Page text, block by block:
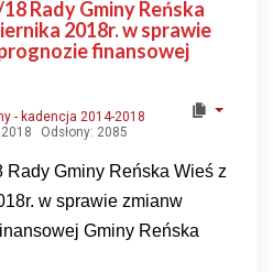
Rady Gminy Reńska
2018r. w sprawie
finansowej
- kadencja 2014-2018
Odsłony: 2085
Rady Gminy Reńska Wieś z
w sprawie zmianw
Gminy Reńska